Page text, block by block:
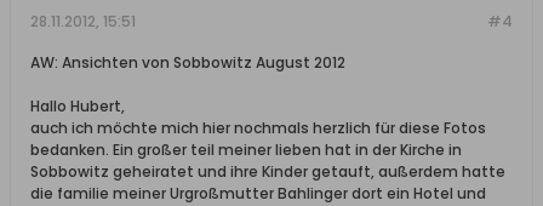
#4
28.11.2012, 15:51
AW: Ansichten von Sobbowitz August 2012
Hallo Hubert,
auch ich möchte mich hier nochmals herzlich für diese Fotos
bedanken. Ein großer teil meiner lieben hat in der Kirche in
Sobbowitz geheiratet und ihre Kinder getauft, außerdem hatte
die familie meiner Urgroßmutter Bahlinger dort ein Hotel und